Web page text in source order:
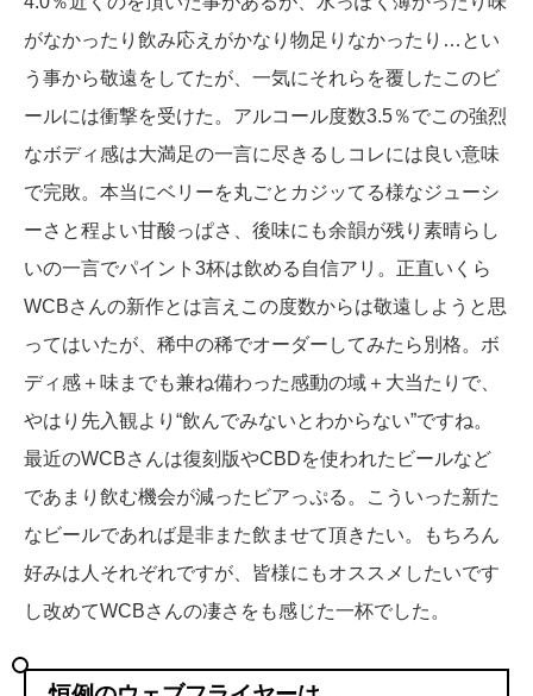
がなかったり飲み応えがかなり物足りなかったり…とい
う事から敬遠をしてたが、一気にそれらを覆したこのビ
ールには衝撃を受けた。アルコール度数3.5％でこの強烈
なボディ感は大満足の一言に尽きるしコレには良い意味
で完敗。本当にベリーを丸ごとカジッてる様なジューシ
ーさと程よい甘酸っぱさ、後味にも余韻が残り素晴らし
いの一言でパイント3杯は飲める自信アリ。正直いくら
WCBさんの新作とは言えこの度数からは敬遠しようと思
ってはいたが、稀中の稀でオーダーしてみたら別格。ボ
ディ感＋味までも兼ね備わった感動の域＋大当たりで、
やはり先入観より“飲んでみないとわからない”ですね。
最近のWCBさんは復刻版やCBDを使われたビールなど
であまり飲む機会が減ったビアっぷる。こういった新た
なビールであれば是非また飲ませて頂きたい。もちろん
好みは人それぞれですが、皆様にもオススメしたいです
し改めてWCBさんの凄さをも感じた一杯でした。